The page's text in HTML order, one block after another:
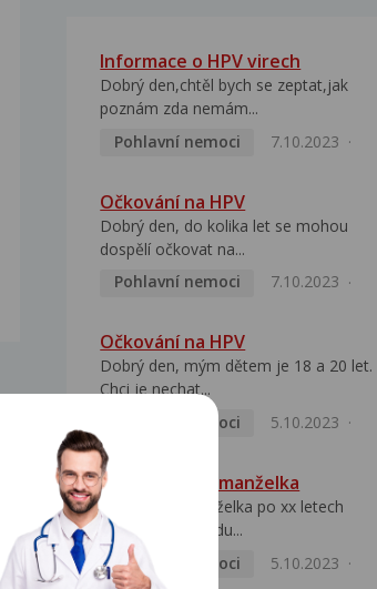
Informace o HPV virech
Dobrý den,chtěl bych se zeptat,jak
poznám zda nemám...
Pohlavní nemoci
7.10.2023
Očkování na HPV
Dobrý den, do kolika let se mohou
dospělí očkovat na...
Pohlavní nemoci
7.10.2023
Očkování na HPV
Dobrý den, mým dětem je 18 a 20 let.
Chci je nechat...
Pohlavní nemoci
5.10.2023
HPV pozitivní manželka
Dobrý den, manželka po xx letech
přivezla z Východu...
Pohlavní nemoci
5.10.2023